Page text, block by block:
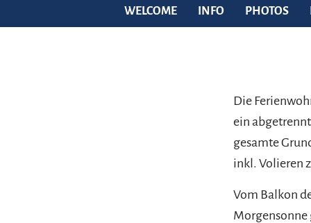
WELCOME INFO PHOTOS
Die
ein
gesamte
inkl. Volieren
Vom Balkon